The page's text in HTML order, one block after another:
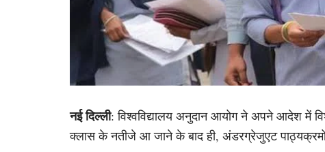
नई दिल्ली: विश्वविद्यालय अनुदान आयोग ने अपने आदेश में
क्लास के नतीजे आ जाने के बाद ही, अंडरग्रेजुएट